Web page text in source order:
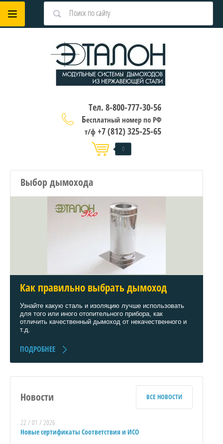
Тел. 8-800-777-30-56
Бесплатный номер по РФ
т/ф +7 (812) 325-25-65
0
Выбор дымохода
Как правильно выбрать дымоход
Узнайте какую сталь и изоляцию лучше использовать
для того или иного отопительного прибора, как
отличить качественный дымоход от некачественного и
т.д.
ПОДРОБНЕЕ
Новости ВСЕ НОВОСТИ
22 / 01 / 2026
Новые сертификаты Соответствия и ИСО